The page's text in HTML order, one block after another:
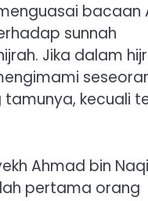
bacaan
sunnah
Jika dalam
kecuali
Ahmad bin
pertama orang